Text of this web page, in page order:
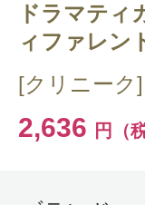
CT 会
らク
ドラマティ
ィファレン
[クリニーク]
2,636 円（